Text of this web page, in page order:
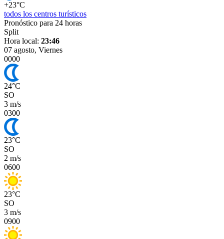
+23°C
todos los centros turísticos
Pronóstico para 24 horas
Split
Hora local: 23:46
07 agosto, Viernes
0000
24°C
SO
3 m/s
0300
23°C
SO
2 m/s
0600
23°C
SO
3 m/s
0900